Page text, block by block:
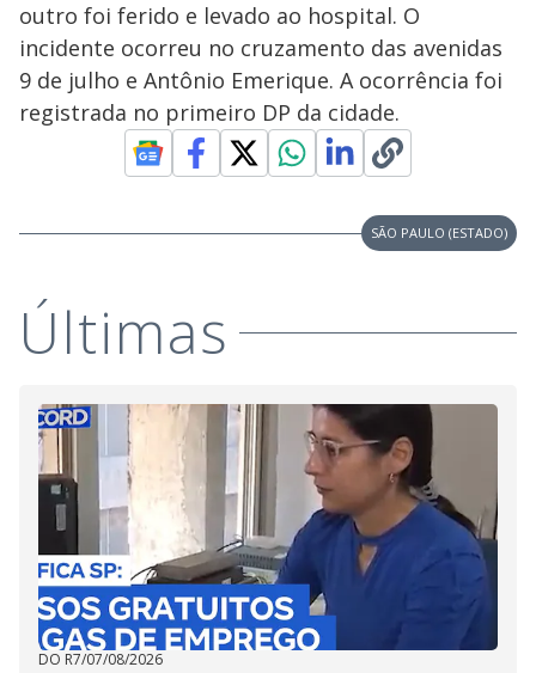
outro foi ferido e levado ao hospital. O
incidente ocorreu no cruzamento das avenidas
9 de julho e Antônio Emerique. A ocorrência foi
registrada no primeiro DP da cidade.
SÃO PAULO (ESTADO)
Últimas
DO R7/07/08/2026